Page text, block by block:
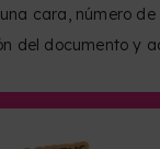
cara, número
del documento y